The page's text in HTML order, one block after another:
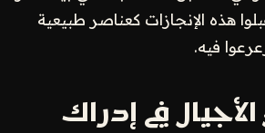
هذه الإنجازات كعناصر طبيعية
فيه.
في إدراك